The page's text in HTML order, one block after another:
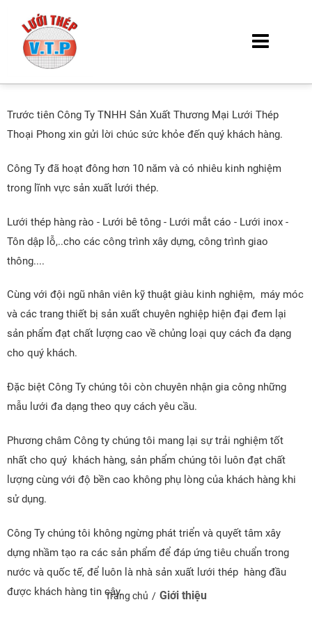
Trang chủ / Giới thiệu
Trước tiên Công Ty TNHH Sản Xuất Thương Mại Lưới Thép
Thoại Phong xin gửi lời chúc sức khỏe đến quý khách hàng.
Công Ty đã hoạt đông hơn 10 năm và có nhiêu kinh nghiệm
trong lĩnh vực sản xuất lưới thép.
Lưới thép hàng rào - Lưới bê tông - Lưới mắt cáo - Lưới inox -
Tôn dập lỗ,..cho các công trình xây dựng, công trình giao
thông....
Cùng với đội ngũ nhân viên kỹ thuật giàu kinh nghiệm, máy móc
và các trang thiết bị sản xuất chuyên nghiệp hiện đại đem lại
sản phẩm đạt chất lượng cao về chủng loại quy cách đa dạng
cho quý khách.
Đặc biệt Công Ty chúng tôi còn chuyên nhận gia công những
mẫu lưới đa dạng theo quy cách yêu cầu.
Phương châm Công ty chúng tôi mang lại sự trải nghiệm tốt
nhất cho quý khách hàng, sản phẩm chúng tôi luôn đạt chất
lượng cùng với độ bền cao không phụ lòng của khách hàng khi
sử dụng.
Công Ty chúng tôi không ngừng phát triển và quyết tâm xây
dựng nhầm tạo ra các sản phẩm để đáp ứng tiêu chuẩn trong
nước và quốc tế, để luôn là nhà sản xuất lưới thép hàng đầu
được khách hàng tin cậy.